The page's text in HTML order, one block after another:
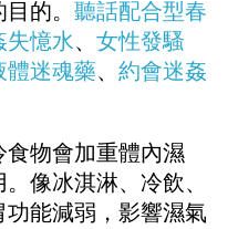
的。 聽話配合型春
失憶水、 女性發騷
體迷魂藥、 約會迷姦
物會加重體內濕
像冰淇淋、冷飲、
能減弱，影響濕氣